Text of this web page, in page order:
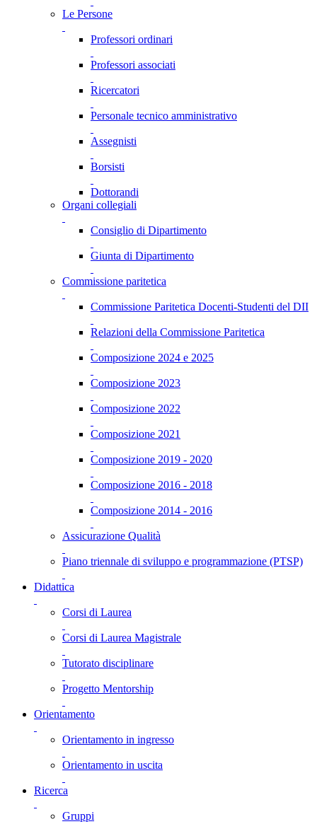
Le Persone
Professori ordinari
Professori associati
Ricercatori
Personale tecnico amministrativo
Assegnisti
Borsisti
Dottorandi
Organi collegiali
Consiglio di Dipartimento
Giunta di Dipartimento
Commissione paritetica
Commissione Paritetica Docenti-Studenti del DII
Relazioni della Commissione Paritetica
Composizione 2024 e 2025
Composizione 2023
Composizione 2022
Composizione 2021
Composizione 2019 - 2020
Composizione 2016 - 2018
Composizione 2014 - 2016
Assicurazione Qualità
Piano triennale di sviluppo e programmazione (PTSP)
Didattica
Corsi di Laurea
Corsi di Laurea Magistrale
Tutorato disciplinare
Progetto Mentorship
Orientamento
Orientamento in ingresso
Orientamento in uscita
Ricerca
Gruppi